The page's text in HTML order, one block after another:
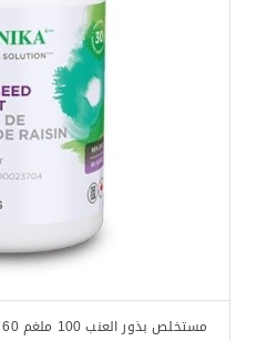
مستخلص بذور العنب 100 ملغم 60 كبسولة Organika Grape Seed